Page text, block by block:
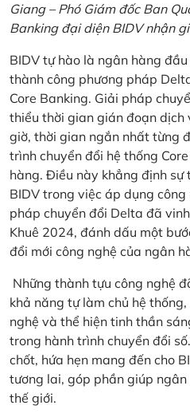
Giang – Phó Giám đốc Ban
Banking đại diện BIDV nhận
BIDV tự hào là ngân hàng
thành công phương pháp
Core Banking. Giải pháp
thiểu thời gian gián đoạn dịch
giờ, thời gian ngắn nhất từng
trình chuyển đổi hệ thống
hàng. Điều này khẳng định sự
BIDV trong việc áp dụng
pháp chuyển đổi Delta đã
Khuê 2024, đánh dấu một
đổi mới công nghệ của ngân
Những thành tựu công nghệ
khả năng tự làm chủ hệ
nghệ và thể hiện tinh thần
trong hành trình chuyển đổi
chốt, hứa hẹn mang đến cho
tương lai, góp phần giúp
thế giới.